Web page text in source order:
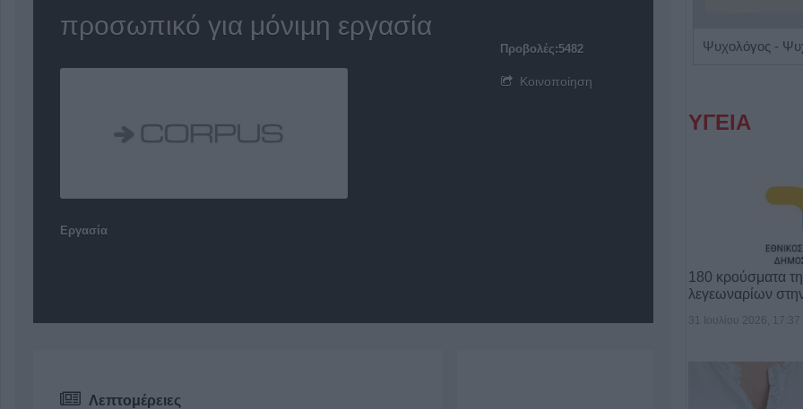
προσωπικό για μόνιμη εργασία
Εργασία
Προβολές:5482
Κοινοποίηση
Λεπτομέρειες
ΥΓΕΙΑ
180 κρούσματα
λεγεωναρίων
31 Ιουλίου 2026, 17:37